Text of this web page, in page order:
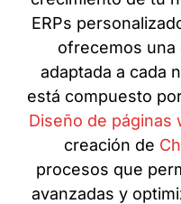
ERPs
ofrecemos una
adaptada a cada
está compuesto
Diseño de páginas
creación de
procesos que
avanzadas y